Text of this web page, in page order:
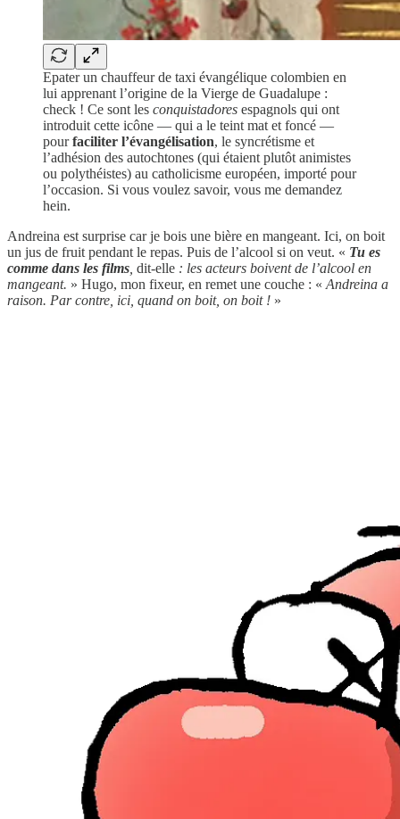
Epater un chauffeur de taxi évangélique colombien en
lui apprenant l’origine de la Vierge de Guadalupe :
check ! Ce sont les conquistadores espagnols qui ont
introduit cette icône — qui a le teint mat et foncé —
pourfaciliter l’évangélisation, le syncrétisme et
l’adhésion des autochtones (qui étaient plutôt animistes
ou polythéistes) au catholicisme européen, importé pour
l’occasion. Si vous voulez savoir, vous me demandez
hein.
Andreina est surprise car je bois une bière en mangeant. Ici, on boit
un jus de fruit pendant le repas. Puis de l’alcool si on veut. « Tu es
comme dans les films dit-elle : les acteurs boivent de l’alcool en
mangeant. » Hugo, mon fixeur, en remet une couche : « Andreina a
raison. Par contre, ici, quand on boit, on boit ! »